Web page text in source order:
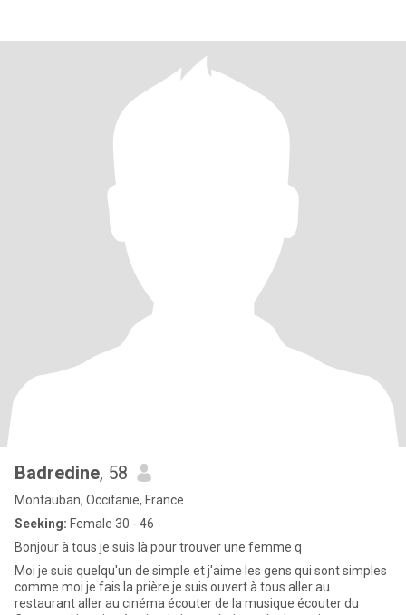
Badredine, 58
Montauban, Occitanie, France
Seeking: Female 30 - 46
Bonjour à tous je suis là pour trouver une femme q
Moi je suis quelqu'un de simple et j'aime les gens qui sont simples
comme moi je fais la prière je suis ouvert à tous aller au
restaurant aller au cinéma écouter de la musique écouter du